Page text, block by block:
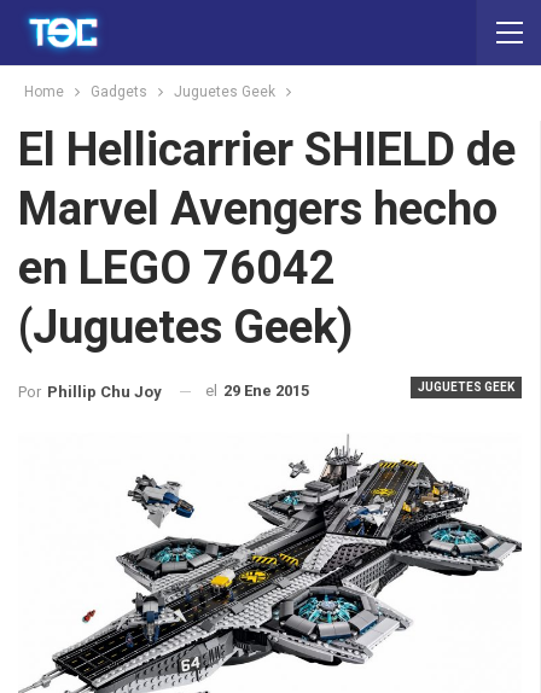
Home Gadgets Juguetes Geek
El Hellicarrier SHIELD de
Marvel Avengers hecho
en LEGO 76042
(Juguetes Geek)
JUGUETES GEEK
Por Phillip Chu Joy el 29 Ene 2015